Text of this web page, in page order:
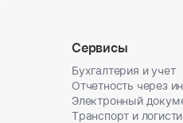
Сервисы
Бухгалтерия и учет
Отчетность через
Электронный
Транспорт и